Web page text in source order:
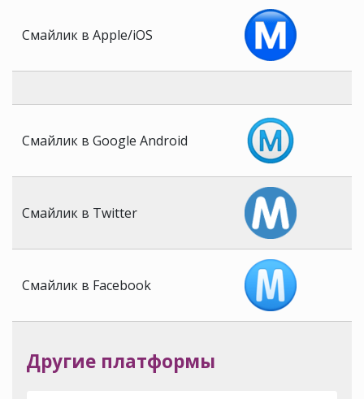
Смайлик в Apple/iOS
Смайлик в Google Android
Смайлик в Twitter
Смайлик в Facebook
Другие платформы